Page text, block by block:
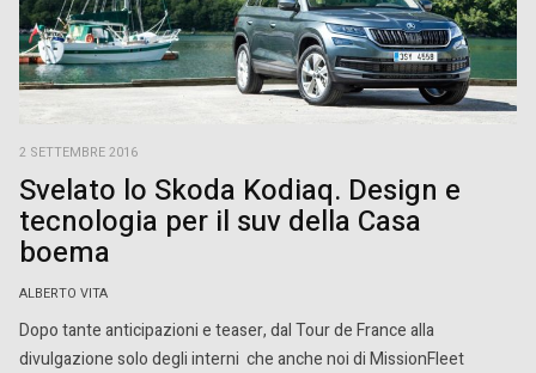
2 SETTEMBRE 2016
Svelato lo Skoda Kodiaq. Design e
tecnologia per il suv della Casa
boema
ALBERTO VITA
Dopo tante anticipazioni e teaser, dal Tour de France alla
divulgazione solo degli interni che anche noi di MissionFleet